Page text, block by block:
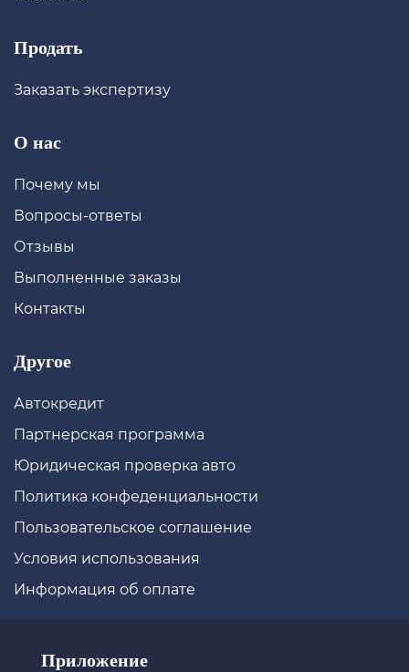
Продать
Заказать экспертизу
О нас
Почему мы
Вопросы-ответы
Отзывы
Выполненные заказы
Контакты
Другое
Автокредит
Партнерская программа
Юридическая проверка авто
Политика конфеденциальности
Пользовательское соглашение
Условия использования
Информация об оплате
Приложение